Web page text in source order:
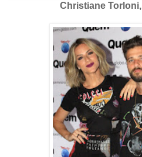
Christiane Torloni,